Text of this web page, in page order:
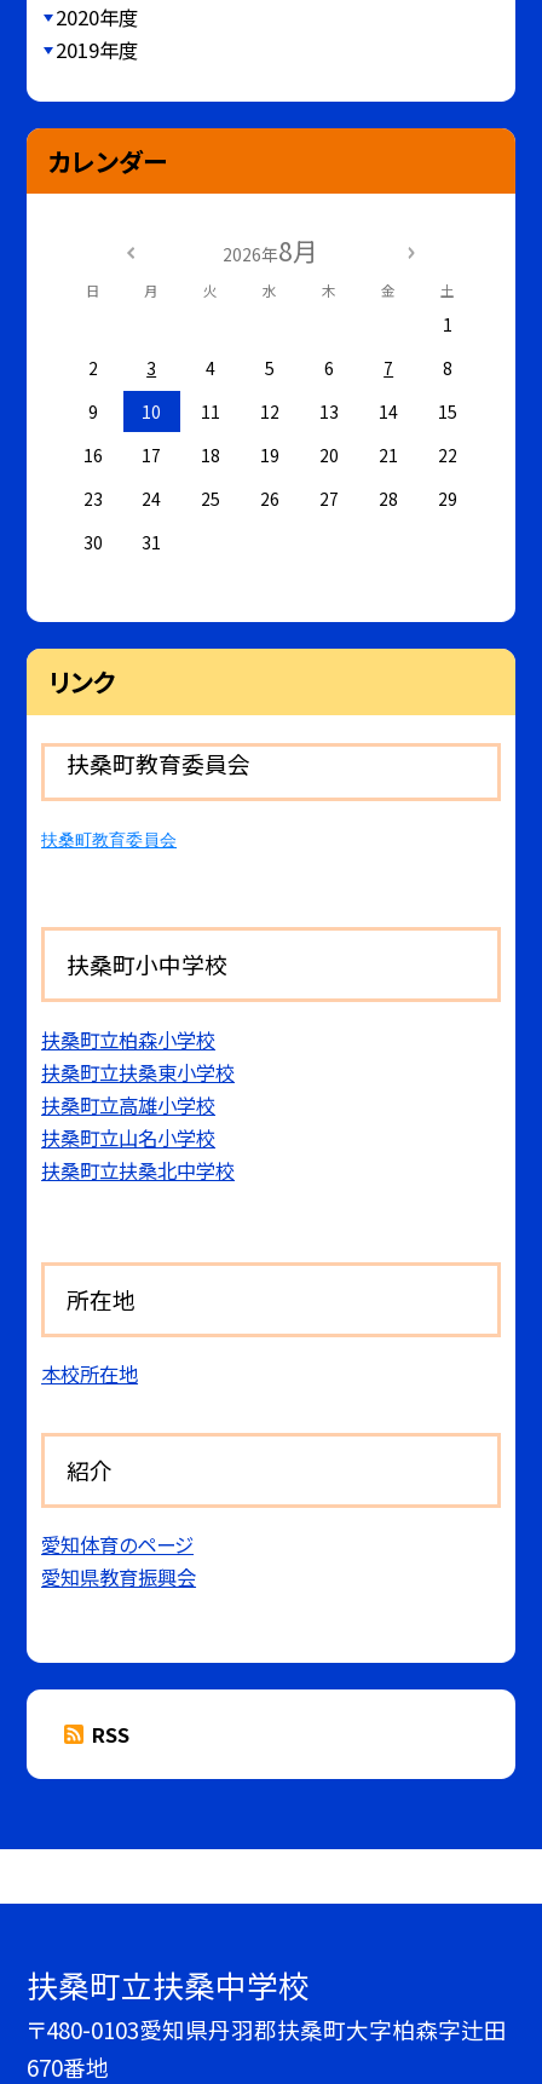
2020年度
2019年度
カレンダー
2026年8月
日 月 火 水 木 金 土
1
2
3 4 5 6 7
8
9
10 11 12 13 14
15
16
17 18 19 20 21
22
23
24 25 26 27 28
29
30
31
リンク
扶桑町教育委員会
扶桑町教育委員会
扶桑町小中学校
扶桑町立柏森小学校
扶桑町立扶桑東小学校
扶桑町立高雄小学校
扶桑町立山名小学校
扶桑町立扶桑北中学校
所在地
本校所在地
紹介
愛知体育のページ
愛知県教育振興会
RSS
扶桑町立扶桑中学校
〒480-0103愛知県丹羽郡扶桑町大字柏森字辻田
670番地